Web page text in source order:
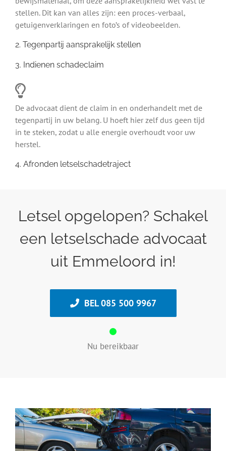
stellen. Dit kan van alles zijn: een proces-verbaal,
getuigenverklaringen en foto’s of videobeelden.
2. Tegenpartij aansprakelijk stellen
3. Indienen schadeclaim
De advocaat dient de claim in en onderhandelt met de
tegenpartij in uw belang. U hoeft hier zelf dus geen tijd
in te steken, zodat u alle energie overhoudt voor uw
herstel.
4. Afronden letselschadetraject
Letsel opgelopen? Schakel
een letselschade advocaat
uit Emmeloord in!
BEL 085 500 9967
Nu bereikbaar